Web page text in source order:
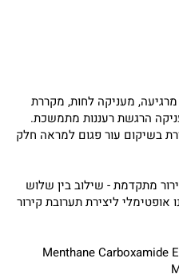
מעניקה לחות, מקררת
הרגשת רעננות מתמשכת.
בשיקום עור פגום למראה חלק
מתקדמת - שילוב בין שלוש
אופטימלי ליצירת תערובת קירור
Menthane Carboxamide